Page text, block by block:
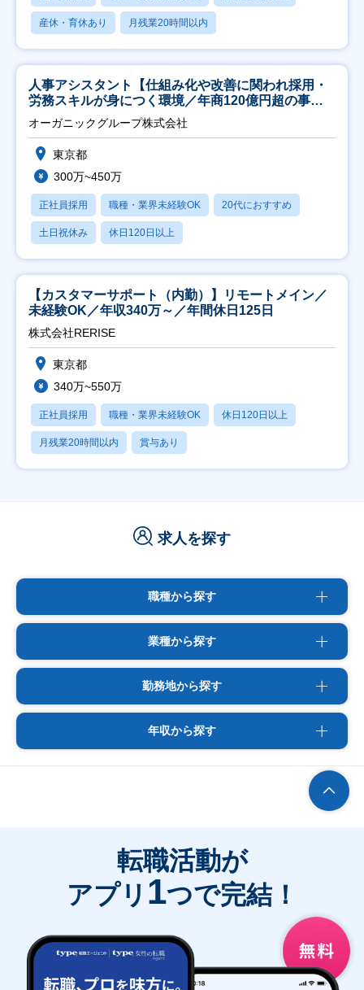
産休・育休あり 月残業20時間以内
人事アシスタント【仕組み化や改善に関われ採用・
労務スキルが身につく環境／年商120億円超の事業
会社】
オーガニックグループ株式会社
東京都
300万~450万
正社員採用 職種・業界未経験OK 20代におすすめ
土日祝休み 休日120日以上
【カスタマーサポート（内勤）】リモートメイン／
未経験OK／年収340万～／年間休日125日
株式会社RERISE
東京都
340万~550万
正社員採用 職種・業界未経験OK 休日120日以上
月残業20時間以内 賞与あり
求人を探す
職種から探す
業種から探す
勤務地から探す
年収から探す
転職活動が
アプリ 1つで完結！